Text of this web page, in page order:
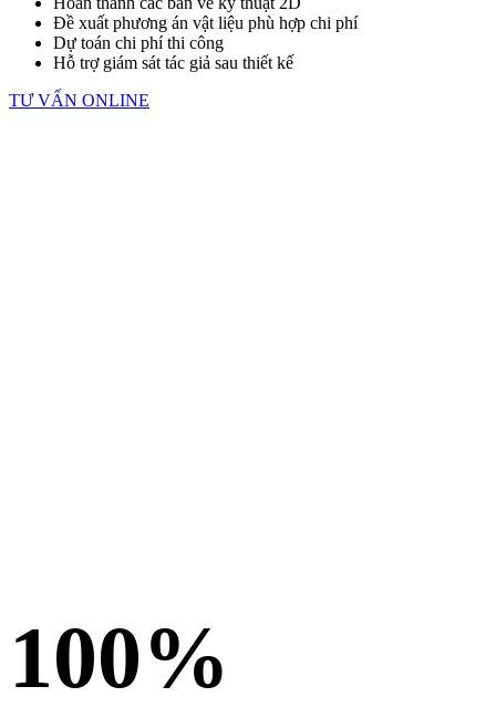
Đề xuất phương án vật liệu phù hợp chi phí
Dự toán chi phí thi công
Hỗ trợ giám sát tác giả sau thiết kế
TƯ VẤN ONLINE
100%